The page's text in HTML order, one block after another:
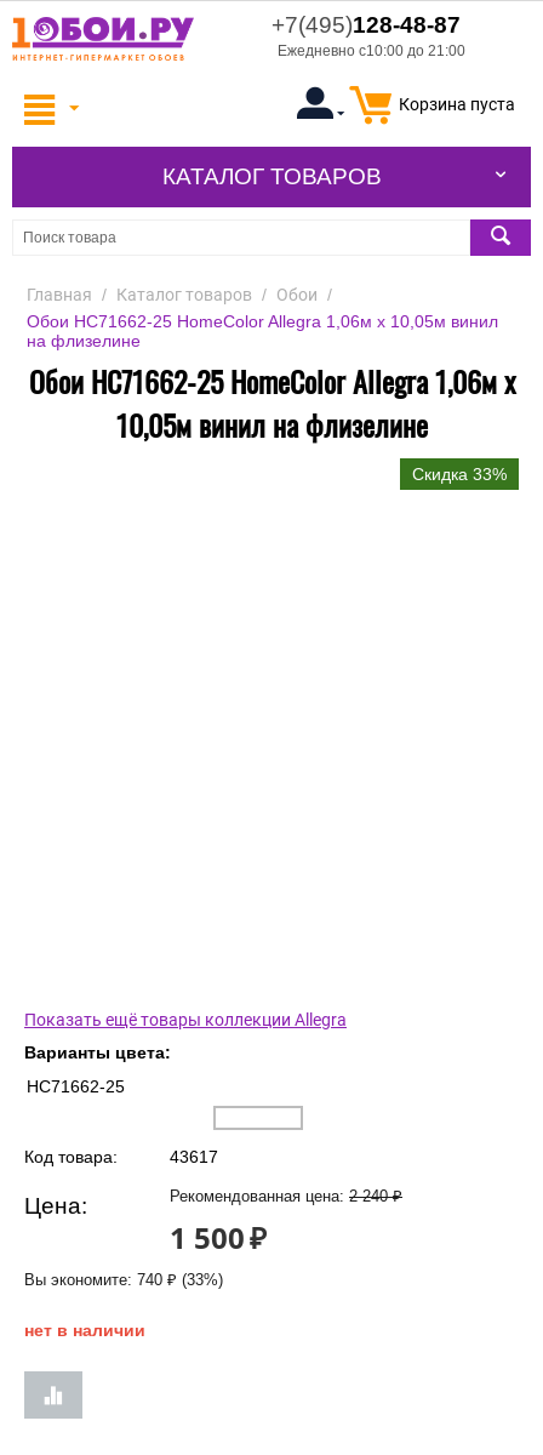
+7(495)128-48-87
Ежедневно с10:00 до 21:00
Корзина пуста
КАТАЛОГ ТОВАРОВ
Главная / Каталог товаров / Обои /
Обои HC71662-25 HomeColor Allegra 1,06м х 10,05м винил
на флизелине
Обои HC71662-25 HomeColor Allegra 1,06м х
10,05м винил на флизелине
Скидка 33%
Показать ещё товары коллекции Allegra
Варианты цвета:
HC71662-25
Код товара: 43617
Рекомендованная цена: 2 240 ₽
Цена:
1 500₽
Вы экономите: 740 ₽ (33%)
нет в наличии